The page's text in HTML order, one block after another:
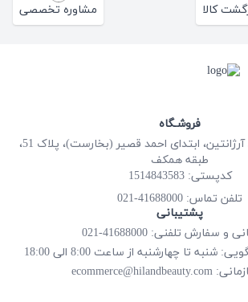
کالا مشاوره تخصصی
فروشـگاه
آدرس: تهران، میدان آرژانتین، ابتدای احمد قصیر (بخارست)، پلاک 51،
طبقه همکف
کدپستی: 1514843583
تلفن تماس: 41688000-021
پشتیبانی
و سفارش تلفنی: 41688000-021
تا چهارشنبه از ساعت 8:00 الی 18:00
ecommerce@hilandbeauty.com